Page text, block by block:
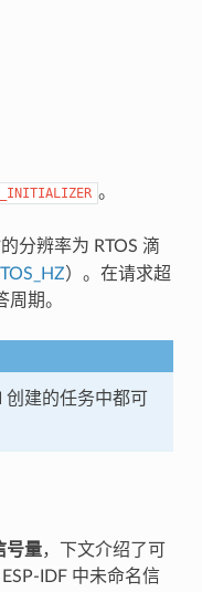
。
分辨率为 RTOS 滴
）。在请求超
期。
建的任务中都可
号量，下文介绍了可
IDF 中未命名信